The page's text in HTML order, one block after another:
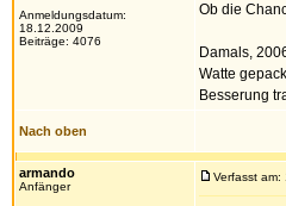
Anmeldungsdatum:
18.12.2009
Beiträge: 4076
Ob die
Damals,
Watte
Besserung
Nach oben
armando
Anfänger
Verfasst am: